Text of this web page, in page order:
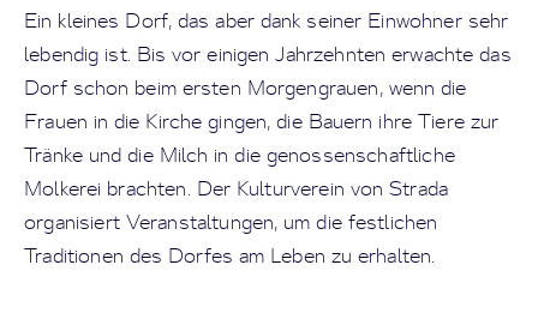
Ein kleines Dorf, das aber dank seiner Einwohner sehr
lebendig ist. Bis vor einigen Jahrzehnten erwachte das
Dorf schon beim ersten Morgengrauen, wenn die
Frauen in die Kirche gingen, die Bauern ihre Tiere zur
Tränke und die Milch in die genossenschaftliche
Molkerei brachten. Der Kulturverein von Strada
organisiert Veranstaltungen, um die festlichen
Traditionen des Dorfes am Leben zu erhalten.